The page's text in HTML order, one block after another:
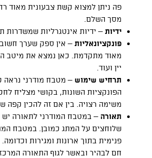
פה ניתן למצוא קשת צבעונית מאוד
מסך השלם.
ידיות – ידיות אינטגרליות שמשדרות
פונקציונאליות – אין ספק שערך
מאוד מתקדמת. כאן נמצא את מיטב
יין ועוד.
תרחיש שימוש – מטבח מודרני נראה
הפונקציות השונות, בקושי מצליח
משימה רצויה. בין אם זה להכין קפה
תאורה – במטבח המודרני לתאורה
שלוחצים על המתג כמובן. במטבח
פנימית בתוך ארונות ומגירות
חם לבהיר ובאשר לגוף התאורה